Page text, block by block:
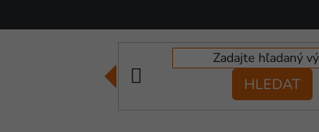
HLEDAT